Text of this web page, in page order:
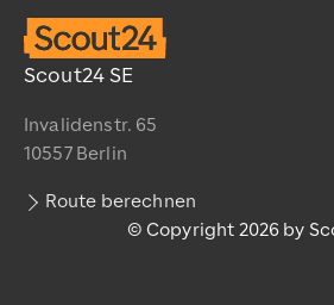
Scout24 SE
Invalidenstr. 65
10557 Berlin
Route berechnen
© Copyright 2026 by